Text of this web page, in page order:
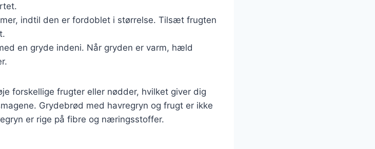
indtil den er fordoblet i størrelse. Tilsæt frugten
en gryde indeni. Når gryden er varm, hæld
forskellige frugter eller nødder, hvilket giver dig
Grydebrød med havregryn og frugt er ikke
er rige på fibre og næringsstoffer.